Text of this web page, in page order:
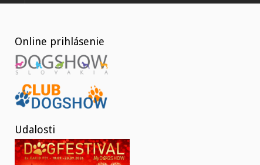
Online prihlásenie
Udalosti